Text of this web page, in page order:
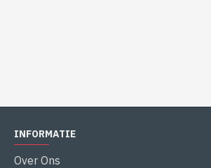
INFORMATIE
Over Ons